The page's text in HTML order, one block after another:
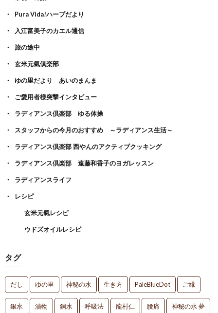
Pura Vida!ハーブだより
入江富美子のカエル通信
旅の途中
玄米元氣倶楽部
ゆの里だより あいのまんま
ご愛用者様突撃インタビュー
ラディアンス倶楽部 ゆる体操
スタッフからの今月のおすすめ ～ラディアンス生活～
ラディアンス倶楽部 西やんのアクティブクッキング
ラディアンス倶楽部 遠藤和香子のヨガレッスン
ラディアンスライフ
レシピ
玄米元氣レシピ
ウドズオイルレシピ
タグ
だし ゆの里 神秘の水 生き方 PaleBlueDot ご縁
銀水 漬物 銅水 呼吸法 龍村仁 腰痛 神秘の水 夢